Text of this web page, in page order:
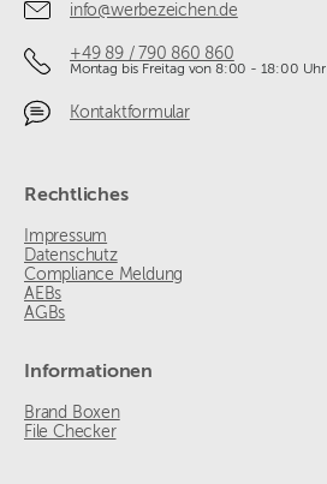
info@werbezeichen.de
+49 89 / 790 860 860
Montag bis Freitag von 8:00 - 18:00 Uhr
Kontaktformular
Rechtliches
Impressum
Datenschutz
Compliance Meldung
AEBs
AGBs
Informationen
Brand Boxen
File Checker